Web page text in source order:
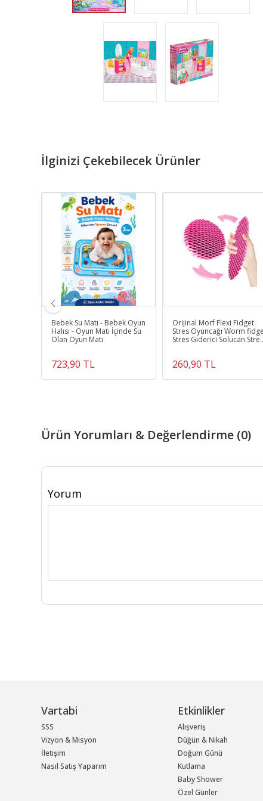
İlginizi Çekebilecek Ürünler
Bebek Su Matı - Bebek Oyun
Halısı - Oyun Matı İçinde Su
Olan Oyun Matı
723,90 TL
Orijinal Morf Flexi Fidget
Stres Oyuncağı Worm
Stres Giderici Solucan Stres
260,90 TL
Ürün Yorumları & Değerlendirme (0)
Yorum
Vartabi
SSS
Vizyon & Misyon
İletişim
Nasıl Satış Yaparım
Etkinlikler
Alışveriş
Düğün & Nikah
Doğum Günü
Kutlama
Baby Shower
Özel Günler